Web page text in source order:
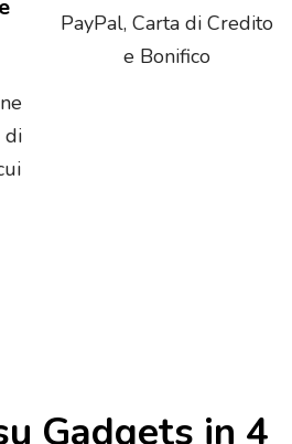
di
PayPal, Carta di Credito
e Bonifico
Gadgets in 4